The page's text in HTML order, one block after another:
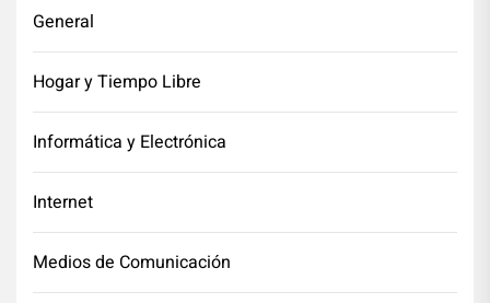
General
Hogar y Tiempo Libre
Informática y Electrónica
Internet
Medios de Comunicación